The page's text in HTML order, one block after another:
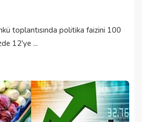
toplantısında politika faizini 100
12'ye ...